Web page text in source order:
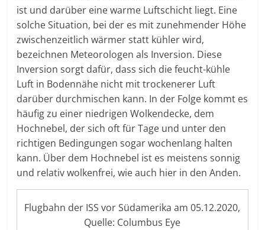
ist und darüber eine warme Luftschicht liegt. Eine
solche Situation, bei der es mit zunehmender Höhe
zwischenzeitlich wärmer statt kühler wird,
bezeichnen Meteorologen als Inversion. Diese
Inversion sorgt dafür, dass sich die feucht-kühle
Luft in Bodennähe nicht mit trockenerer Luft
darüber durchmischen kann. In der Folge kommt es
häufig zu einer niedrigen Wolkendecke, dem
Hochnebel, der sich oft für Tage und unter den
richtigen Bedingungen sogar wochenlang halten
kann. Über dem Hochnebel ist es meistens sonnig
und relativ wolkenfrei, wie auch hier in den Anden.
Flugbahn der ISS vor Südamerika am 05.12.2020,
Quelle: Columbus Eye